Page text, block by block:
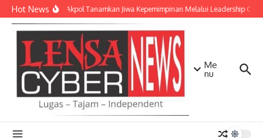
Lewati ke konten
Hot NewsTaruna Akpol Tanamkan Jiwa Kepemimpinan Melalui Leadership
Me
nu